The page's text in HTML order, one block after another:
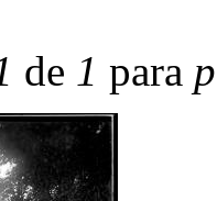
de 1 para